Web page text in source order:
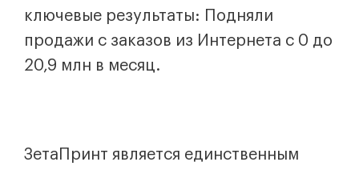
ключевые результаты: Подняли
продажи с заказов из Интернета с 0 до
20,9 млн в месяц.
ЗетаПринт является единственным